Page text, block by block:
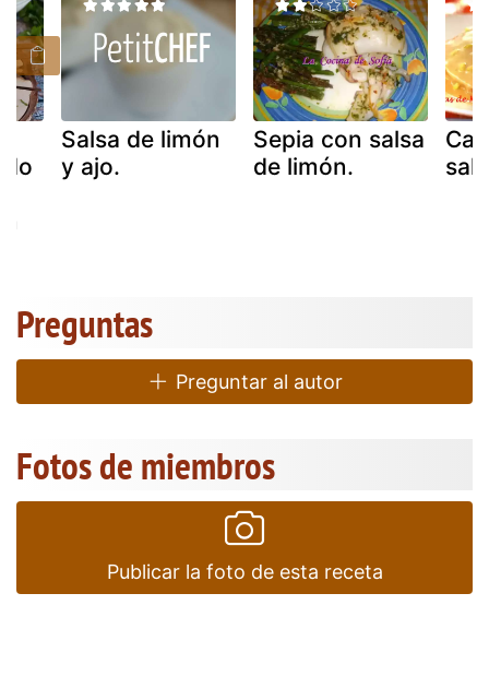
Salsa de limón
y ajo.
Sepia con salsa
de limón.
Preguntas
Preguntar al autor
Fotos de miembros
Publicar la foto de esta receta